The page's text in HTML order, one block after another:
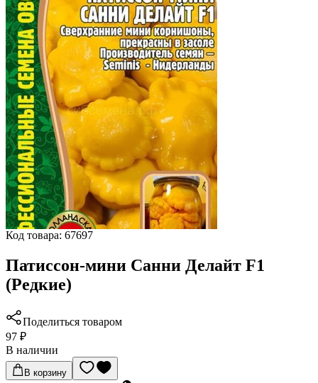
Код товара: 67697
Патиссон-мини Санни Делайт F1
(Редкие)
Поделиться товаром
97 ₽
В наличии
В корзину